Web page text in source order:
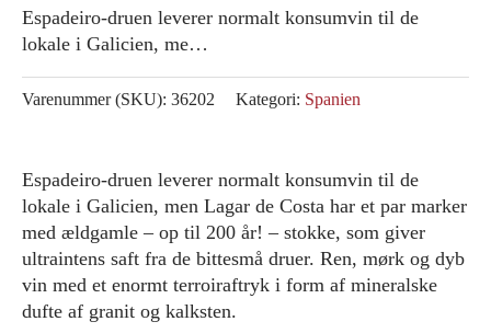
Espadeiro-druen leverer normalt konsumvin til de
lokale i Galicien, me…
Varenummer (SKU): 36202 Kategori: Spanien
Espadeiro-druen leverer normalt konsumvin til de
lokale i Galicien, men Lagar de Costa har et par marker
med ældgamle – op til 200 år! – stokke, som giver
ultraintens saft fra de bittesmå druer. Ren, mørk og dyb
vin med et enormt terroiraftryk i form af mineralske
dufte af granit og kalksten.